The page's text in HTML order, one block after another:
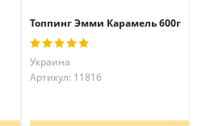
Топпинг Эмми Карамель 600г
Украина
Артикул: 11816